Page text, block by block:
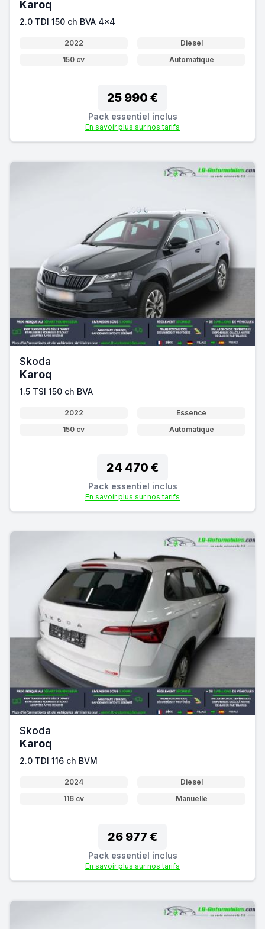
Karoq
2.0 TDI 150 ch BVA 4x4
2022
Diesel
150 cv
Automatique
25 990 €
Pack essentiel inclus
En savoir plus sur nos tarifs
Skoda
Karoq
1.5 TSI 150 ch BVA
2022
Essence
150 cv
Automatique
24 470 €
Pack essentiel inclus
En savoir plus sur nos tarifs
Skoda
Karoq
2.0 TDI 116 ch BVM
2024
Diesel
116 cv
Manuelle
26 977 €
Pack essentiel inclus
En savoir plus sur nos tarifs